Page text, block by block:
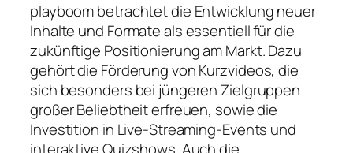
playboom betrachtet die Entwicklung neuer
Inhalte und Formate als essentiell für die
zukünftige Positionierung am Markt. Dazu
gehört die Förderung von Kurzvideos, die
sich besonders bei jüngeren Zielgruppen
großer Beliebtheit erfreuen, sowie die
Investition in Live-Streaming-Events und